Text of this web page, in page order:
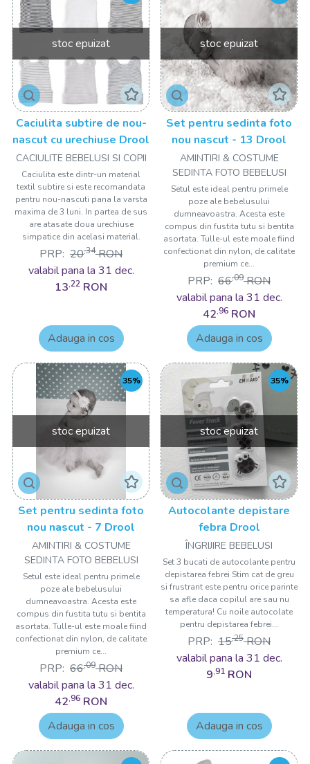
stoc epuizat
Caciulita subtire de nou-
nascut cu urechiuse Drool
CACIULITE BEBELUSI SI COPII
Caciulita este dintr-un material
textil subtire si este recomandata
pentru nou-nascuti pana la varsta
maxima de 3 luni. In partea de sus
are atasate doua urechiuse
simpatice din acelasi material.
PRP: 20,34 RON
valabil pana la 31 dec.
13,22 RON
Adauga in cos
stoc epuizat
Set pentru sedinta foto
nou nascut - 13 Drool
AMINTIRI & COSTUME
SEDINTA FOTO BEBELUSI
Setul este ideal pentru primele
poze ale bebelusului
dumneavoastra. Acesta este
compus din fustita tutu si bentita
asortata. Tulle-ul este moale fiind
confectionat din nylon, de calitate
premium ce...
PRP: 66,09 RON
valabil pana la 31 dec.
42,96 RON
Adauga in cos
stoc epuizat
35%
Set pentru sedinta foto
nou nascut - 7 Drool
AMINTIRI & COSTUME
SEDINTA FOTO BEBELUSI
Setul este ideal pentru primele
poze ale bebelusului
dumneavoastra. Acesta este
compus din fustita tutu si bentita
asortata. Tulle-ul este moale fiind
confectionat din nylon, de calitate
premium ce...
PRP: 66,09 RON
valabil pana la 31 dec.
42,96 RON
Adauga in cos
stoc epuizat
35%
Autocolante depistare
febra Drool
ÎNGRIJIRE BEBELUSI
Set 3 bucati de autocolante pentru
depistarea febrei Stim cat de greu
si frustrant este pentru orice parinte
sa afle daca copilul are sau nu
temperatura! Cu noile autocolate
pentru depistarea febrei...
PRP: 15,25 RON
valabil pana la 31 dec.
9,91 RON
Adauga in cos